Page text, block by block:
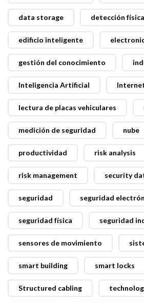
data storage detección física
edificio inteligente
gestión del conocimiento
Inteligencia Artificial
lectura de placas vehiculares
medición de seguridad nube
productividad risk analysis
risk management security
seguridad seguridad
seguridad física seguridad
sensores de movimiento
smart building smart locks
Structured cabling